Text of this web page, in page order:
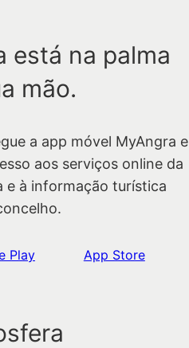
está na palma
mão.
a app móvel MyAngra e
aos serviços online da
e à informação turística
Play App Store